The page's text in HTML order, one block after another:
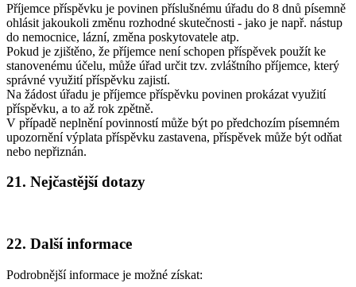
Příjemce příspěvku je povinen příslušnému úřadu do 8 dnů písemně
ohlásit jakoukoli změnu rozhodné skutečnosti - jako je např. nástup
do nemocnice, lázní, změna poskytovatele atp.
Pokud je zjištěno, že příjemce není schopen příspěvek použít ke
stanovenému účelu, může úřad určit tzv. zvláštního příjemce, který
správné využití příspěvku zajistí.
Na žádost úřadu je příjemce příspěvku povinen prokázat využití
příspěvku, a to až rok zpětně.
V případě neplnění povinností může být po předchozím písemném
upozornění výplata příspěvku zastavena, příspěvek může být odňat
nebo nepřiznán.
21. Nejčastější dotazy
22. Další informace
Podrobnější informace je možné získat: